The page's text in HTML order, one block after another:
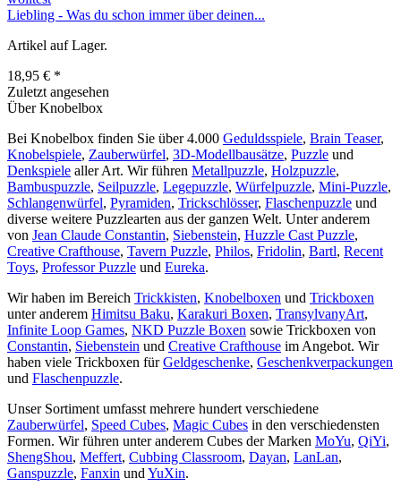
Liebling - Was du schon immer über deinen...
Artikel auf Lager.
18,95 € *
Zuletzt angesehen
Über Knobelbox
Bei Knobelbox finden Sie über 4.000 Geduldsspiele, Brain Teaser,
Knobelspiele, Zauberwürfel, 3D-Modellbausätze, Puzzle und
Denkspiele aller Art. Wir führen Metallpuzzle, Holzpuzzle,
Bambuspuzzle, Seilpuzzle, Legepuzzle, Würfelpuzzle, Mini-Puzzle,
Schlangenwürfel, Pyramiden, Trickschlösser, Flaschenpuzzle und
diverse weitere Puzzlearten aus der ganzen Welt. Unter anderem
von Jean Claude Constantin, Siebenstein, Huzzle Cast Puzzle,
Creative Crafthouse, Tavern Puzzle, Philos, Fridolin, Bartl, Recent
Toys, Professor Puzzle und Eureka.
Wir haben im Bereich Trickkisten, Knobelboxen und Trickboxen
unter anderem Himitsu Baku, Karakuri Boxen, TransylvanyArt,
Infinite Loop Games, NKD Puzzle Boxen sowie Trickboxen von
Constantin, Siebenstein und Creative Crafthouse im Angebot. Wir
haben viele Trickboxen fürGeldgeschenke, Geschenkverpackungen
und Flaschenpuzzle.
Unser Sortiment umfasst mehrere hundert verschiedene
Zauberwürfel, Speed Cubes, Magic Cubes in den verschiedensten
Formen. Wir führen unter anderem Cubes der Marken MoYu, QiYi,
ShengShou, Meffert, Cubbing Classroom, Dayan, LanLan,
Ganspuzzle, Fanxin und YuXin.